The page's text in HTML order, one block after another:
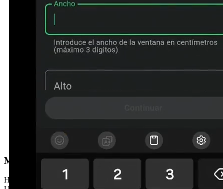
Möchten Sie, dass wir Sie anrufen?
Hinterlassen Sie Ihre Daten und wir melden uns innerhalb von 24h.